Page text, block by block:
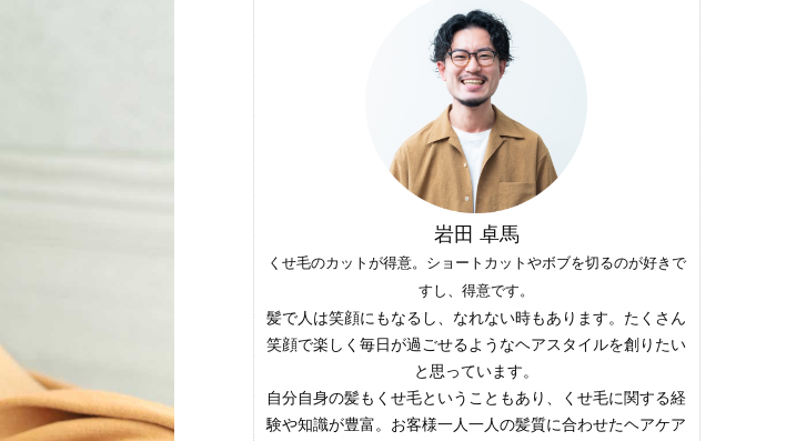
岩田 卓馬
くせ毛のカットが得意。ショートカットやボブを切るのが好きで
すし、得意です。
髪で人は笑顔にもなるし、なれない時もあります。たくさん
笑顔で楽しく毎日が過ごせるようなヘアスタイルを創りたい
と思っています。
自分自身の髪もくせ毛ということもあり、くせ毛に関する経
験や知識が豊富。お客様一人一人の髪質に合わせたヘアケア